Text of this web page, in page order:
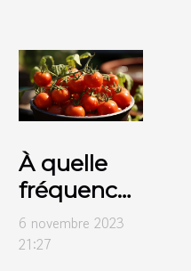
À quelle
fréquence
faut-il
arroser les
6 novembre 2023
21:27